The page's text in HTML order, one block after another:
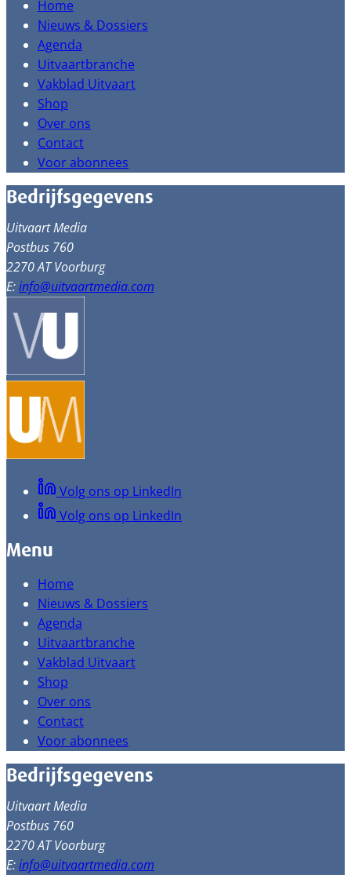
Home
Nieuws & Dossiers
Agenda
Uitvaartbranche
Vakblad Uitvaart
Shop
Over ons
Contact
Voor abonnees
Bedrijfsgegevens
Uitvaart Media
Postbus 760
2270 AT Voorburg
E:info@uitvaartmedia.com
Volg ons op LinkedIn
Volg ons op LinkedIn
Menu
Home
Nieuws & Dossiers
Agenda
Uitvaartbranche
Vakblad Uitvaart
Shop
Over ons
Contact
Voor abonnees
Bedrijfsgegevens
Uitvaart Media
Postbus 760
2270 AT Voorburg
E:info@uitvaartmedia.com